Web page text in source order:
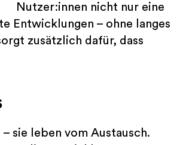
Nutzer:innen nicht nur eine
Entwicklungen – ohne langes
zusätzlich dafür, dass
sie leben vom Austausch.